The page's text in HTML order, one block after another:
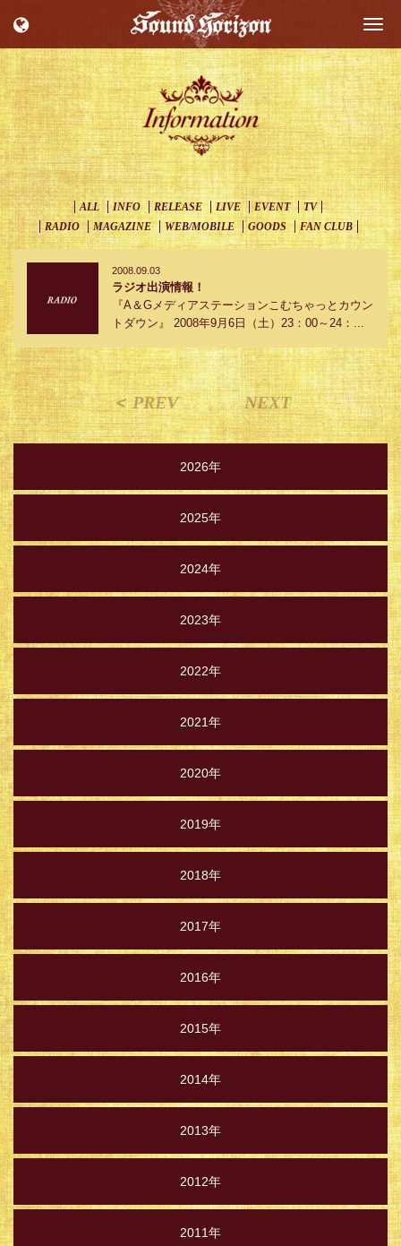
ALL INFO RELEASE LIVE EVENT
TV
RADIO
MAGAZINE WEB/MOBILE GOODS FAN CLUB
2008.09.03
ラジオ出演情報！
『A＆Gメディアステーションこむちゃっとカウン
トダウン』 2008年9月6日（土）23：00～24：...
＜ PREV NEXT
2026年
2025年
2024年
2023年
2022年
2021年
2020年
2019年
2018年
2017年
2016年
2015年
2014年
2013年
2012年
2011年